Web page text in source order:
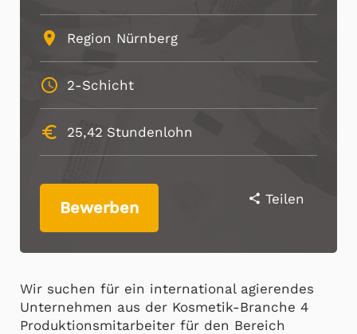
place Region Nürnberg
schedule 2-Schicht
euro_symbol 25,42 Stundenlohn
share Teilen
Bewerben
Wir suchen für ein international agierendes
Unternehmen aus der Kosmetik-Branche 4
Produktionsmitarbeiter für den Bereich